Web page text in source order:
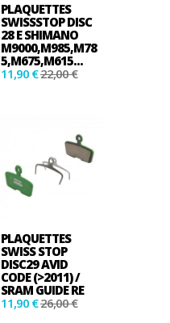
PLAQUETTES
SWISSSTOP DISC
28 E SHIMANO
M9000,M985,M78
5,M675,M615...
11,90 €22,00 €
PLAQUETTES
SWISS STOP
DISC29 AVID
CODE (>2011) /
SRAM GUIDE RE
11,90 €26,00 €